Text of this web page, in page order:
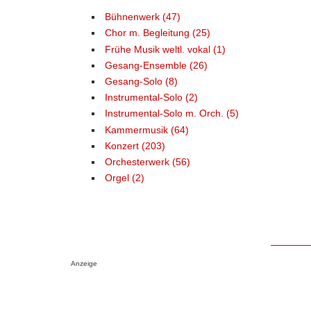
Bühnenwerk (47)
Chor m. Begleitung (25)
Frühe Musik weltl. vokal (1)
Gesang-Ensemble (26)
Gesang-Solo (8)
Instrumental-Solo (2)
Instrumental-Solo m. Orch. (5)
Kammermusik (64)
Konzert (203)
Orchesterwerk (56)
Orgel (2)
Anzeige